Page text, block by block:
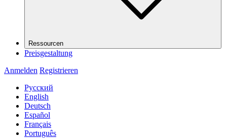
Ressourcen
Preisgestaltung
Anmelden Registrieren
Русский
English
Deutsch
Español
Français
Português